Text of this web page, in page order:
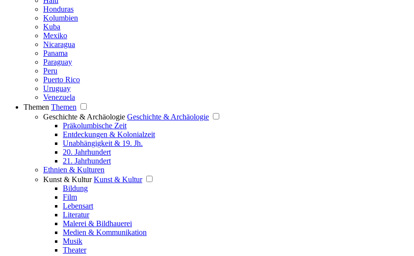
Honduras
Kolumbien
Kuba
Mexiko
Nicaragua
Panama
Paraguay
Peru
Puerto Rico
Uruguay
Venezuela
Themen Themen
Geschichte & Archäologie Geschichte & Archäologie
Präkolumbische Zeit
Entdeckungen & Kolonialzeit
Unabhängigkeit & 19. Jh.
20. Jahrhundert
21. Jahrhundert
Ethnien & Kulturen
Kunst & Kultur Kunst & Kultur
Bildung
Film
Lebensart
Literatur
Malerei & Bildhauerei
Medien & Kommunikation
Musik
Theater